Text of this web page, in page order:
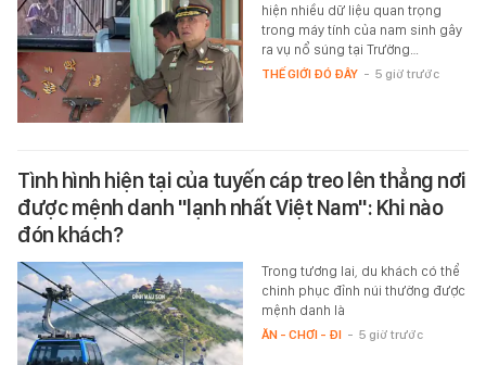
hiện nhiều dữ liệu quan trọng
trong máy tính của nam sinh gây
ra vụ nổ súng tại Trường…
THẾ GIỚI ĐÓ ĐÂY - 5 giờ trước
Tình hình hiện tại của tuyến cáp treo lên thẳng nơi
được mệnh danh "lạnh nhất Việt Nam": Khi nào
đón khách?
Trong tương lai, du khách có thể
chinh phục đỉnh núi thường được
mệnh danh là
ĂN - CHƠI - ĐI - 5 giờ trước